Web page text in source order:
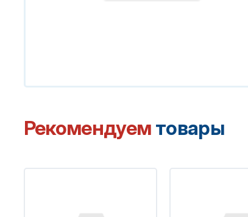
Рекомендуем товары